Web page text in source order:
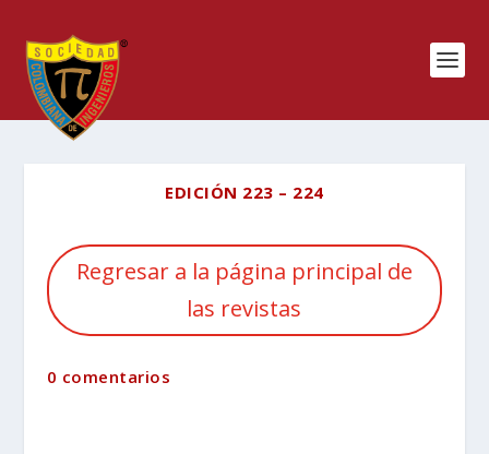
EDICIÓN 223 – 224
Regresar a la página principal de
las revistas
0 comentarios